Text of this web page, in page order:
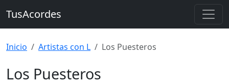
TusAcordes
Inicio Artistas con L Los Puesteros
Los Puesteros